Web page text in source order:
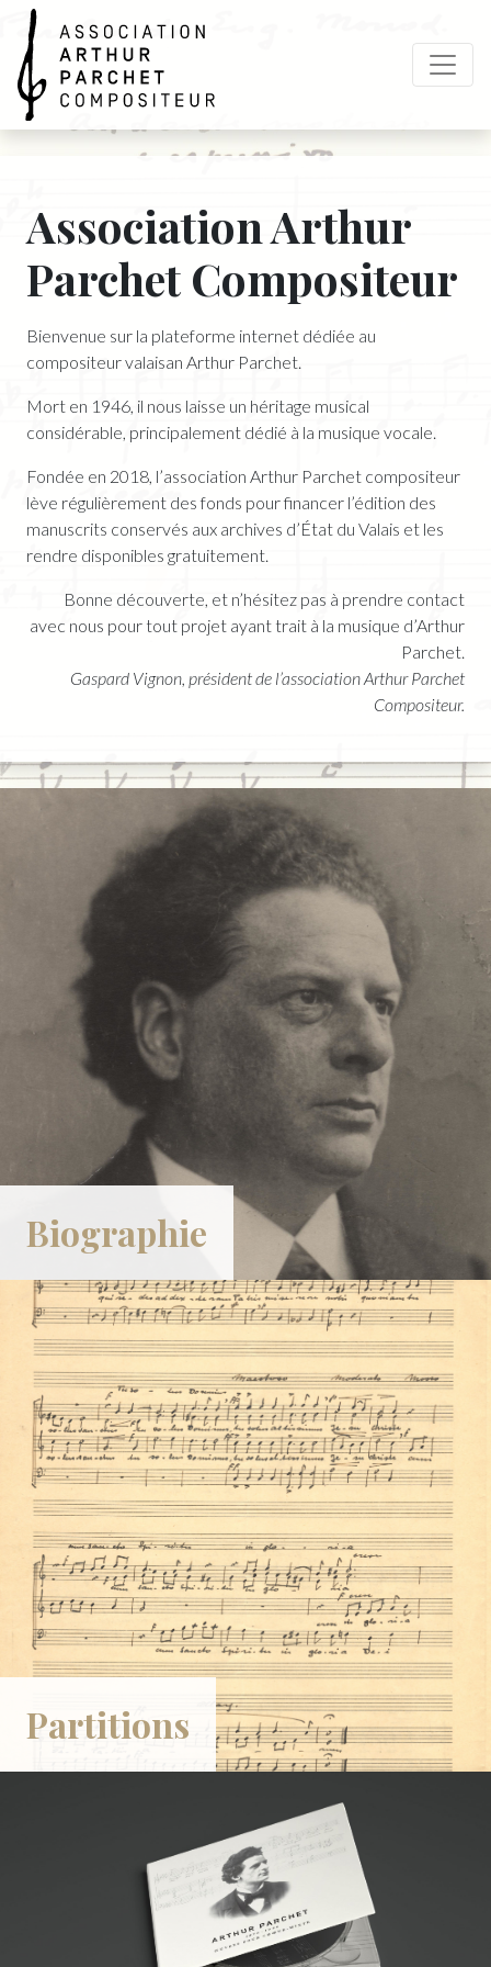
Arthur Parchet
Association Arthur
Parchet Compositeur
Bienvenue sur la plateforme internet dédiée au
compositeur valaisan Arthur Parchet.
Mort en 1946, il nous laisse un héritage musical
considérable, principalement dédié à la musique vocale.
Fondée en 2018, l’association Arthur Parchet compositeur
lève régulièrement des fonds pour financer l’édition des
manuscrits conservés aux archives d’État du Valais et les
rendre disponibles gratuitement.
Bonne découverte, et n’hésitez pas à prendre contact
avec nous pour tout projet ayant trait à la musique d’Arthur
Parchet.
Gaspard Vignon, président de l’association Arthur Parchet
Compositeur.
Biographie
Partitions